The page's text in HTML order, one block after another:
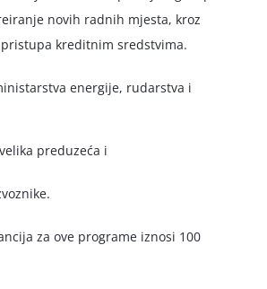
novih radnih mjesta, kroz
kreditnim sredstvima.
energije, rudarstva i
preduzeća i
za ove programe iznosi 100